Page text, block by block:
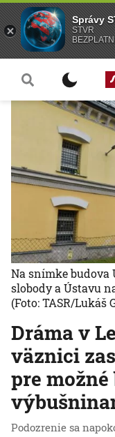
Dráma v
väznici
pre
Podozrenie sa
Na snímke
slobody a Ústavu
(Foto: TASR/Lukáš
Správy
STVR